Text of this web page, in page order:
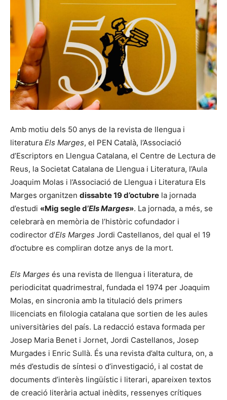
Amb motiu dels 50 anys de la revista de llengua i
literatura Els Marges, el PEN Català, l’Associació
d’Escriptors en Llengua Catalana, el Centre de Lectura de
Reus, la Societat Catalana de Llengua i Literatura, l’Aula
Joaquim Molas i l’Associació de Llengua i Literatura Els
Marges organitzen dissabte 19 d’octubre la jornada
d’estudi «Mig segle d’Els Marges». La jornada, a més, se
celebrarà en memòria de l’històric cofundador i
codirector d’Els Marges Jordi Castellanos, del qual el 19
d’octubre es compliran dotze anys de la mort.
Els Marges és una revista de llengua i literatura, de
periodicitat quadrimestral, fundada el 1974 per Joaquim
Molas, en sincronia amb la titulació dels primers
llicenciats en filologia catalana que sortien de les aules
universitàries del país. La redacció estava formada per
Josep Maria Benet i Jornet, Jordi Castellanos, Josep
Murgades i Enric Sullà. És una revista d’alta cultura, on, a
més d’estudis de síntesi o d’investigació, i al costat de
documents d’interès lingüístic i literari, apareixen textos
de creació literària actual inèdits, ressenyes crítiques